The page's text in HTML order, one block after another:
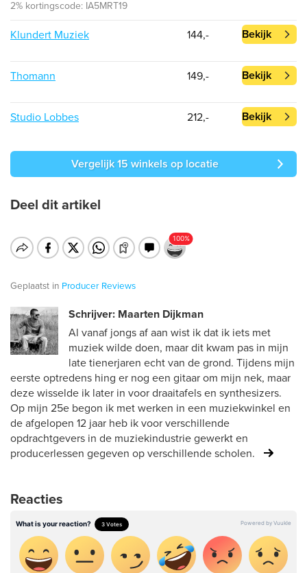
2% kortingscode: IA5MRT19
Klundert Muziek 144,- Bekijk
Thomann 149,- Bekijk
Studio Lobbes 212,- Bekijk
Vergelijk 15 winkels op locatie
Deel dit artikel
Geplaatst in Producer Reviews
Schrijver: Maarten Dijkman
Al vanaf jongs af aan wist ik dat ik iets met
muziek wilde doen, maar dit kwam pas in mijn
late tienerjaren echt van de grond. Tijdens mijn
eerste optredens hing er nog een gitaar om mijn nek, maar
deze wisselde ik later in voor draaitafels en synthesizers.
Op mijn 25e begon ik met werken in een muziekwinkel en
de afgelopen 12 jaar heb ik voor verschillende
opdrachtgevers in de muziekindustrie gewerkt en
producerlessen gegeven op verschillende scholen.
Reacties